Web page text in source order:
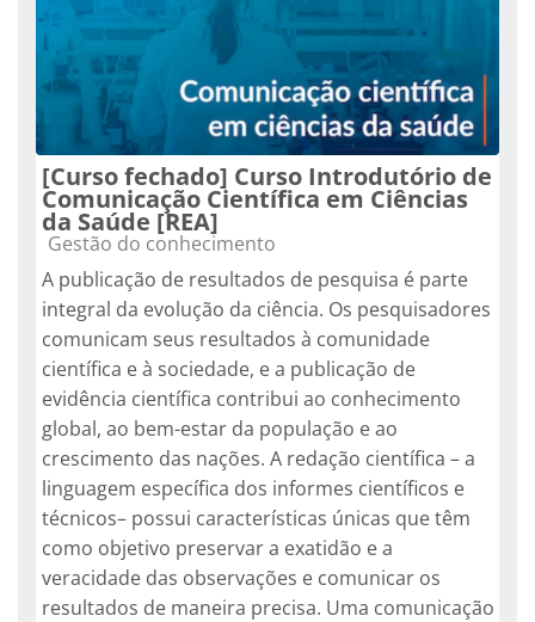
[Curso fechado] Curso Introdutório de
Comunicação Científica em Ciências
da Saúde [REA]
Categoría de cursos
Gestão do conhecimento
A publicação de resultados de pesquisa é parte
integral da evolução da ciência. Os pesquisadores
comunicam seus resultados à comunidade
científica e à sociedade, e a publicação de
evidência científica contribui ao conhecimento
global, ao bem-estar da população e ao
crescimento das nações. A redação científica – a
linguagem específica dos informes científicos e
técnicos– possui características únicas que têm
como objetivo preservar a exatidão e a
veracidade das observações e comunicar os
resultados de maneira precisa. Uma comunicação